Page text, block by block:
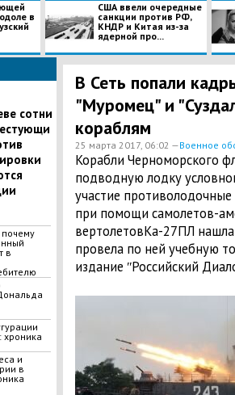
в
​США ввели очередные
санкции против РФ,
КНДР и Китая из-за
ядерной про...
сотни
почему
в
и
в
В Сеть попали
"Муромец" и
кораблям
25 марта 2017, 06:02 —Военное
Корабли Черноморского
подводную лодку
участие
при помощи самолетов-
вертолетовКа-27ПЛ
провела по ней учебную
издание ʺРоссийский